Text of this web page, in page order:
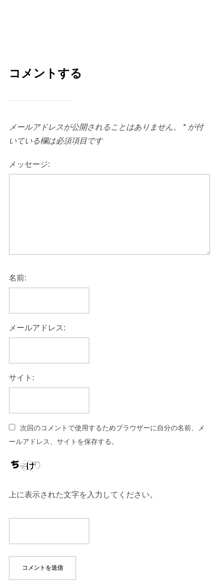
コメントする
メールアドレスが公開されることはありません。 *が付
いている欄は必須項目です
メッセージ:
名前:
メールアドレス:
サイト:
次回のコメントで使用するためブラウザーに自分の名前、メ
ールアドレス、サイトを保存する。
上に表示された文字を入力してください。